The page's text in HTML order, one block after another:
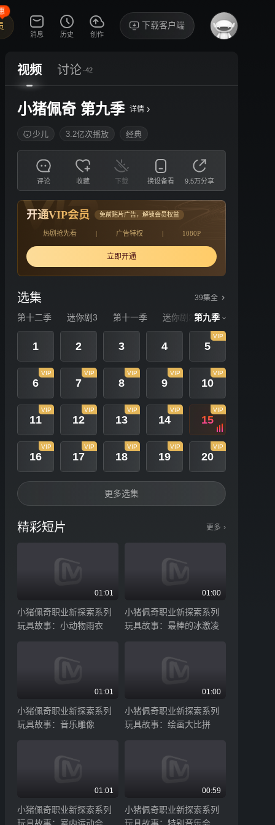
消息 历史 创作
下载客户端
视频 讨论 ·42
小猪佩奇 第九季 详情 ›
少儿 3.2亿次播放 经典
评论 收藏 下载 换设备看 9.5万分享
开通VIP会员 免前贴片广告，解锁会员权益
热剧抢先看 | 广告特权 | 1080P
立即开通
选集 39集全
第十二季 迷你剧3 第十一季 迷你剧2 第十季
第九季
1 2 3 4 5
VIP
6
VIP
7
VIP
8
VIP
9
VIP
10
VIP
11
VIP
12
VIP
13
VIP
14
VIP
15
VIP
16
VIP
17
VIP
18
VIP
19
VIP
20
VIP
更多选集
精彩短片 更多 ›
01:01
小猪佩奇职业新探索系列
玩具故事：小动物雨衣
01:00
小猪佩奇职业新探索系列
玩具故事：最棒的冰激凌
01:01
小猪佩奇职业新探索系列
玩具故事：音乐雕像
01:00
小猪佩奇职业新探索系列
玩具故事：绘画大比拼
01:01
小猪佩奇职业新探索系列
00:59
小猪佩奇职业新探索系列